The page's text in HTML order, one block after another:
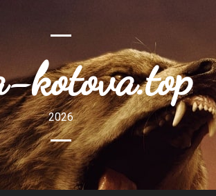
kotova.top
2026